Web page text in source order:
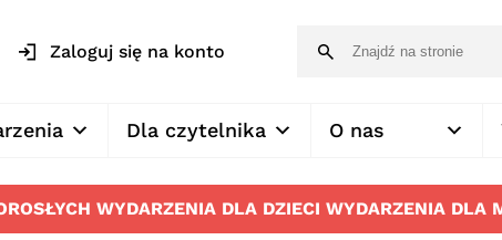
Zaloguj się na konto
Dla czytelnika O nas
WYDARZENIA DLA DZIECI WYDARZENIA DLA